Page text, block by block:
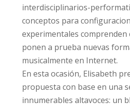
interdisciplinarios-
conceptos para
experimentales comprenden
ponen a prueba nuevas
musicalmente en Internet.
En esta ocasión, Elisabeth
propuesta con base en una
innumerables altavoces: un